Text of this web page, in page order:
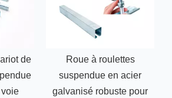
de
Roue à roulettes
suspendue en acier
galvanisé robuste pour